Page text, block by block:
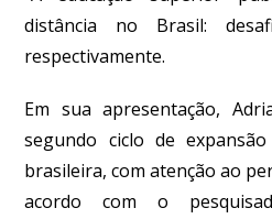
distância no Brasil:
respectivamente.
Em sua apresentação,
segundo ciclo de
brasileira, com atenção ao
acordo com o